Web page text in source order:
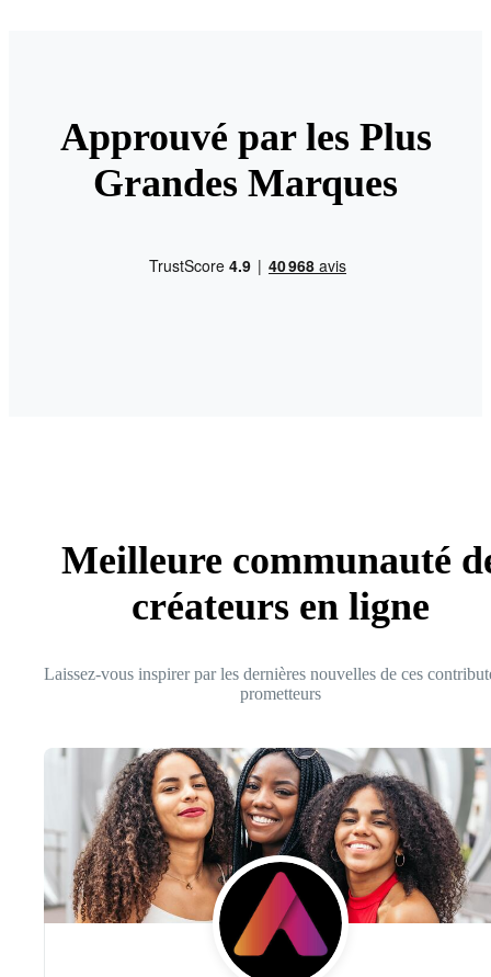
Approuvé par les Plus
Grandes Marques
Meilleure communauté
créateurs en ligne
Laissez-vous inspirer par les dernières nouvelles de ces
prometteurs